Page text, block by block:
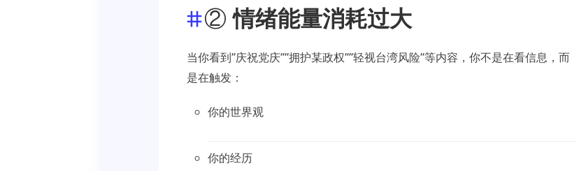
②情绪能量消耗过大
当你看到“庆祝党庆”“拥护某政权”“轻视台湾风险”等内容，你不是在看信息，而
是在触发：
你的世界观
你的经历